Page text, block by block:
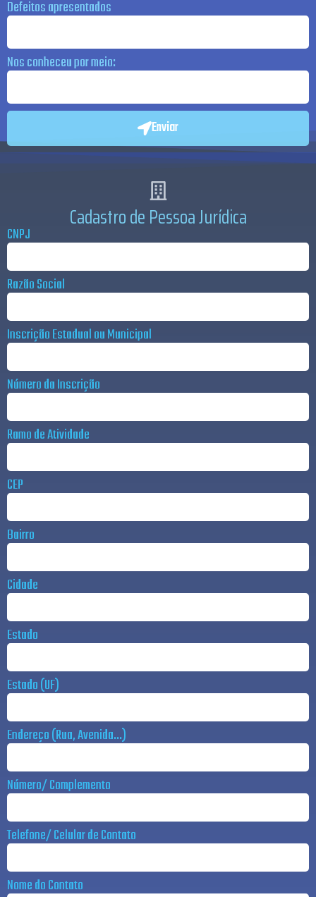
Defeitos apresentados
Nos conheceu por meio:
Enviar
Cadastro de Pessoa Jurídica
CNPJ
Razão Social
Inscrição Estadual ou Municipal
Número da Inscrição
Ramo de Atividade
CEP
Bairro
Cidade
Estado
Estado (UF)
Endereço (Rua, Avenida...)
Número/ Complemento
Telefone/ Celular de Contato
Nome do Contato